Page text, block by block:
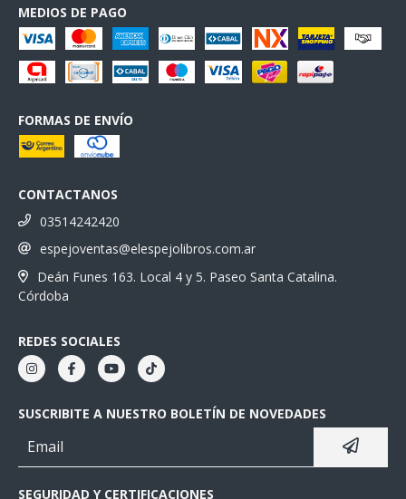
MEDIOS DE PAGO
FORMAS DE ENVÍO
CONTACTANOS
03514242420
espejoventas@elespejolibros.com.ar
Deán Funes 163. Local 4 y 5. Paseo Santa Catalina.
Córdoba
REDES SOCIALES
SUSCRIBITE A NUESTRO BOLETÍN DE NOVEDADES
SEGURIDAD Y CERTIFICACIONES